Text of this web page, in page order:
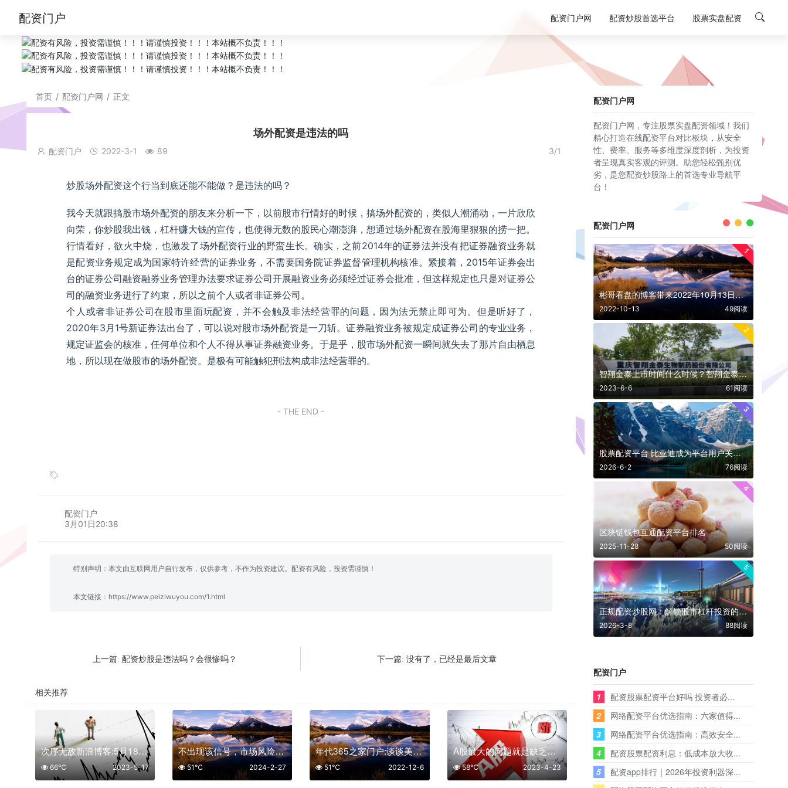
配资门户 配资门户网 配资炒股首选平台 股票实盘配资
首页 / 配资门户网 / 正文
场外配资是违法的吗
配资门户 2022-3-1 89 3/1
炒股场外配资这个行当到底还能不能做？是违法的吗？
我今天就跟搞股市场外配资的朋友来分析一下，以前股市行情好的时候，搞场外配资的，类似人潮涌动，一片欣欣
向荣，你炒股我出钱，杠杆赚大钱的宣传，也使得无数的股民心潮澎湃，想通过场外配资在股海里狠狠的捞一把。
行情看好，欲火中烧，也激发了场外配资行业的野蛮生长。确实，之前2014年的证券法并没有把证券融资业务就
是配资业务规定成为国家特许经营的证券业务，不需要国务院证券监督管理机构核准。紧接着，2015年证券会出
台的证券公司融资融券业务管理办法要求证券公司开展融资业务必须经过证券会批准，但这样规定也只是对证券公
司的融资业务进行了约束，所以之前个人或者非证券公司。
个人或者非证券公司在股市里面玩配资，并不会触及非法经营罪的问题，因为法无禁止即可为。但是听好了，
2020年3月1号新证券法出台了，可以说对股市场外配资是一刀斩。证券融资业务被规定成证券公司的专业业务，
规定证监会的核准，任何单位和个人不得从事证券融资业务。于是乎，股市场外配资一瞬间就失去了那片自由栖息
地，所以现在做股市的场外配资。是极有可能触犯刑法构成非法经营罪的。
- THE END -
配资门户
3月01日20:38
特别声明：本文由互联网用户自行发布，仅供参考，不作为投资建议。配资有风险，投资需谨慎！
本文链接： https://www.peiziwuyou.com/1.html
上一篇: 配资炒股是违法吗？会很惨吗？ 下一篇: 没有了，已经是最后文章
相关推荐
次序无敌新浪博客:5月18日股市淘金早参
2023-5-17
66℃
不出现该信号，市场风险就不大
2024-2-27
51℃
年代365之家门户:谈谈美股走势对今日股市的影响
2022-12-6
51℃
A股最大的问题就是缺乏自信
2023-4-23
58℃
配资门户网
配资门户网，专注股票实盘配资领域！我们
精心打造在线配资平台对比板块，从安全
性、费率、服务等多维度深度剖析，为投资
者呈现真实客观的评测。助您轻松甄别优
劣，是您配资炒股路上的首选专业导航平
台！
配资门户网
1
彬哥看盘的博客带来2022年10月13日股市分析
2022-10-13 49阅读
2
智翔金泰上市时间什么时候？智翔金泰（688443）股票上市日期
2023-6-6 61阅读
3
股票配资平台 比亚迪成为平台用户关注度上升最快的个股
2026-6-2 76阅读
4
区块链钱包互通配资平台排名
2025-11-28 50阅读
5
正规配资炒股网：解锁股市杠杆投资的正确姿势
2026-3-8 88阅读
配资门户
1
配资股票配资平台好吗 投资者必...
2
网络配资平台优选指南：六家值得...
3
网络配资平台优选指南：高效安全...
4
配资股票配资利息：低成本放大收...
5
配资app排行｜2026年投资利器深...